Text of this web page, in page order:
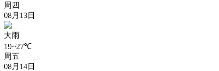
周四
08月13日
大雨
19~27℃
周五
08月14日